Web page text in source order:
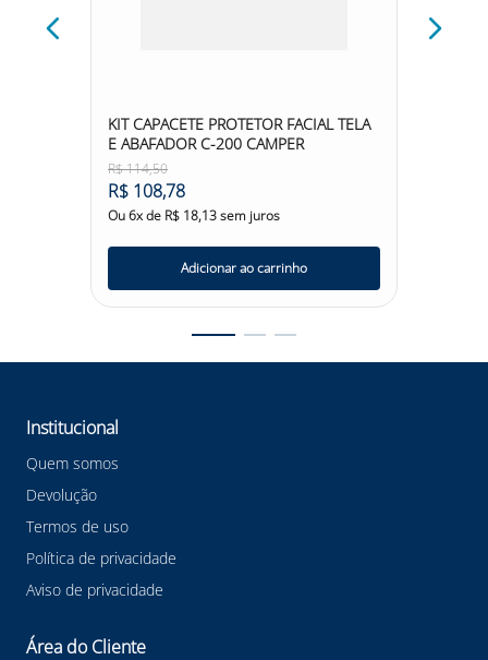
KIT CAPACETE PROTETOR FACIAL TELA
E ABAFADOR C-200 CAMPER
R$114,50
R$ 108,78
Ou6x de R$ 18,13sem juros
Adicionar ao carrinho
Institucional
Quem somos
Devolução
Termos de uso
Política de privacidade
Aviso de privacidade
Área do Cliente